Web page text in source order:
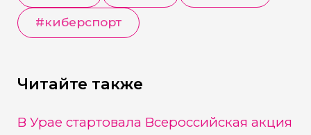
#киберспорт
Читайте также
В Урае стартовала Всероссийская акция